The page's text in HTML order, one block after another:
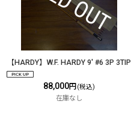
【HARDY】W.F. HARDY 9' #6 3P 3TIP
88,000円 (税込)
在庫なし